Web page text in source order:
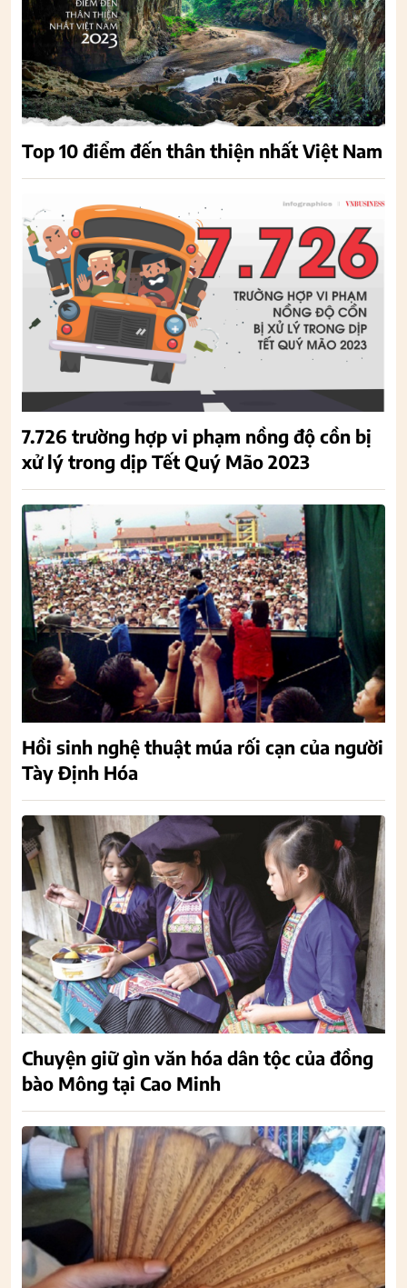
Top 10 điểm đến thân thiện nhất Việt Nam
7.726 trường hợp vi phạm nồng độ cồn bị
xử lý trong dịp Tết Quý Mão 2023
Hồi sinh nghệ thuật múa rối cạn của người
Tày Định Hóa
Chuyện giữ gìn văn hóa dân tộc của đồng
bào Mông tại Cao Minh